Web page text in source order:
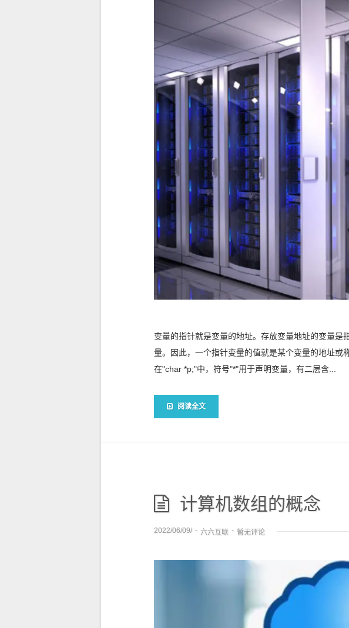
变量的指针就是变量的地址。存放变量地址的变量
量。因此，一个指针变量的值就是某个变量的地址或
在"char *p;"中，符号"*"用于声明变量，有二层含...
阅读全文
计算机数组的概念
2022/06/09/ - 六六互联 - 暂无评论